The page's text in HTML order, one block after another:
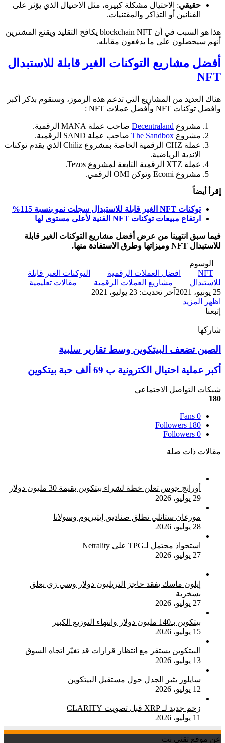
حقيقي: الاحتيال مشكلة كبيرة، مثل الاحتيال الذي يؤثر على
الفنانين أو التذاكر والمقتنيات.
هذا هو السبب في أن blockchain NFT يكافح التقليد ويقنع المشترين
أنهم سيحصلون على ما يدفعون مقابله.
أفضل مشاريع التوكنات الغير قابلة للاستبدال
NFT
هناك العديد من المشاريع التي تدعم هذه الرموز، وسنقوم بذكر أكبر
وافضل توكنات NFT وأفضل عملات NFT :
مشروع Decentraland صاحب عملة MANA الرقمية.
مشروع The Sandbox صاحب عملة SAND الرقمية.
عملة CHZ الرقمية الخاصة بمشروع Chiliz الذي يقدم توكنات
الاندية الرياضية.
عملة XTZ الرقمية التابعة لمشروع Tezos.
مشروع Ecomi وتوكن OMI الرقمي.
إقرأ أيضاً
توكنات NFT الغير قابلة للاستبدال سجلت نمو بنسبة 115%
ارتفاع مبيعات توكنات NFT الفنية لأعلى مستوى لها
فيما سبق انتهينا من عرض أفضل مشاريع التوكنات الغير قابلة
للاستبدال NFT وميزاتها وطرق الاستفادة منها.
الوسوم
NFT
افضل العملات الرقمية
التوكنات الغير قابلة
للاستبدال
مشاريع العملات الرقمية
مقالات تعليمية
25 يونيو، 2021
آخر تحديث: 23 يوليو، 2021
اظهر المزيد
إتبعنا
شاركها
الصين
تضعف
البيتكوين
وسط
تقارير
سلبية
الصين تضعف البيتكوين وسط تقارير سلبية
أكبر
عملية
احتيال
الكترونية
ألف
أكبر عملية احتيال الكترونية ب 69 ألف حبة بيتكوين
شبكات التواصل الاجتماعي
180
0
Fans
180
Followers
0
Followers
مقالات ذات صلة
أورانج جوس تعلن خطة لشراء بيتكوين بقيمة 30 مليون دولار
29 يوليو، 2026
مورغان ستانلي تطلق صناديق إيثيريوم وسولانا
28 يوليو، 2026
استحواذ محتمل لـTPG على Netrality
27 يوليو، 2026
إيلون ماسك يفقد حاجز التريليون دولار وسي زي يعلق
بسخرية
27 يوليو، 2026
بيتكوين بـ140 مليون دولار وانتهاء التوزيع الكبير
15 يوليو، 2026
البيتكوين يستقر مع انتظار قرارات قد تغيّر اتجاه السوق
13 يوليو، 2026
سايلور يثير الجدل حول مستقبل البيتكوين
12 يوليو، 2026
زخم جديد لـ XRP قبل تصويت CLARITY
11 يوليو، 2026
عن موقع تقني نت